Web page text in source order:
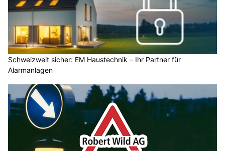
Schweizweit sicher: EM Haustechnik – Ihr Partner für
Alarmanlagen